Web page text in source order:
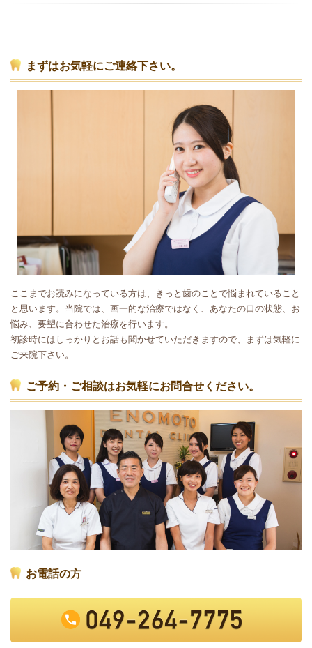
まずはお気軽にご連絡下さい。
ここまでお読みになっている方は、きっと歯のことで悩まれていること
と思います。当院では、画一的な治療ではなく、あなたの口の状態、お
悩み、要望に合わせた治療を行います。
初診時にはしっかりとお話も聞かせていただきますので、まずは気軽に
ご来院下さい。
ご予約・ご相談はお気軽にお問合せください。
お電話の方